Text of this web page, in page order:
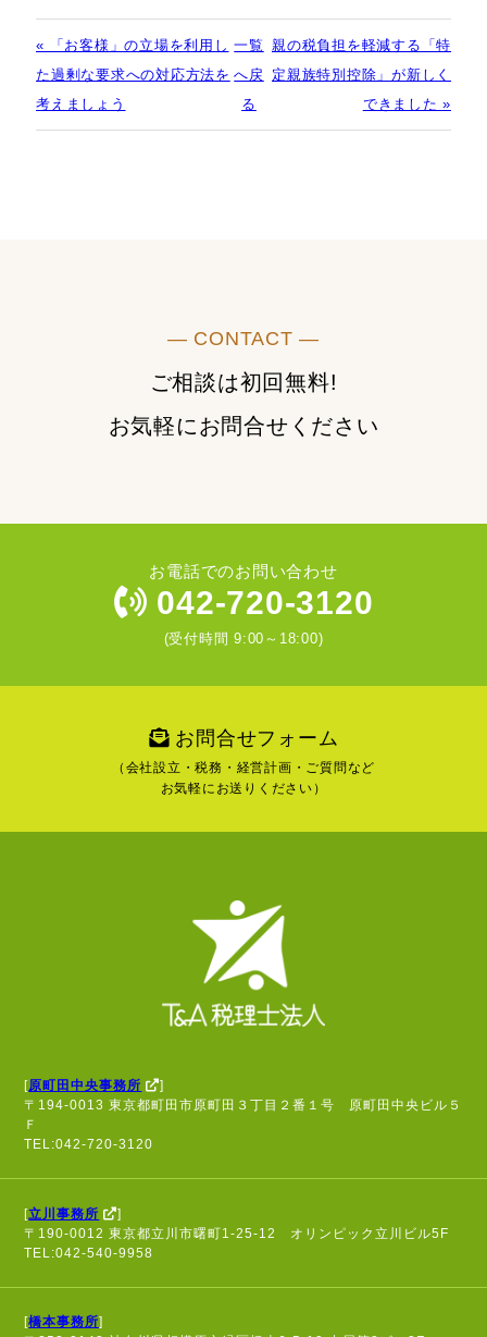
« 「お客様」の立場を利用し
た過剰な要求への対応方法を
考えましょう
一覧
へ戻
る
親の税負担を軽減する「特
定親族特別控除」が新しく
できました »
― CONTACT ―
ご相談は初回無料!
お気軽にお問合せください
お電話でのお問い合わせ
042-720-3120
(受付時間 9:00～18:00)
お問合せフォーム
（会社設立・税務・経営計画・ご質問など
お気軽にお送りください）
[原町田中央事務所
]
〒194-0013 東京都町田市原町田３丁目２番１号 原町田中央ビル５
Ｆ
TEL:042-720-3120
[立川事務所
]
〒190-0012 東京都立川市曙町1-25-12 オリンピック立川ビル5F
TEL:042-540-9958
[橋本事務所]